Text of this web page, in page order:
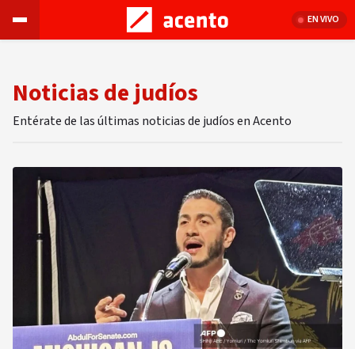
EN VIVO
Noticias de judíos
Entérate de las últimas noticias de judíos en Acento